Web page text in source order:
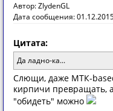
Автор: ZlydenGL
Дата сообщения:
Цитата:
Да ладно-ка...
Слющи, даже МТК-
кирпичи превращать,
"обидеть" можно